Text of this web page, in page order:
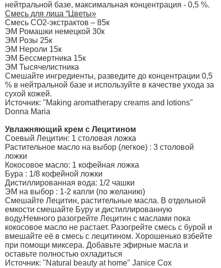
нейтральной базе, максимальная концентрация - 0,5 %.
Смесь для лица “Цветы»
Смесь CO2-экстрактов – 85к
ЭМ Ромашки немецкой 30к
ЭМ Розы 25к
ЭМ Нероли 15к
ЭМ Бессмертника 15к
ЭМ Тысячелистника
Смешайте ингредиенты, разведите до концентрации 0,5
% в нейтральной базе и используйте в качестве ухода за
сухой кожей.
Источник: "Making aromatherapy creams and lotions"
Donna Maria
Увлажняющий крем с Лецитином
Соевый Лецитин: 1 столовая ложка
Растительное масло на выбор (легкое) : 3 столовой
ложки
Кокосовое масло: 1 кофейная ложка
Бура : 1/8 кофейной ложки
Дистиллированная вода: 1/2 чашки
ЭМ на выбор : 1-2 капли (по желанию)
Смешайте Лецитин, растительные масла. В отдельной
емкости смешайте Буру и дистиллированную
воду.Немного разогрейте Лецитин с маслами пока
кокосовое масло не растает. Разогрейте смесь с бурой и
вмешайте её в смесь с лецитином. Хорошенько взбейте
при помощи миксера. Добавьте эфирные масла и
оставьте полностью охладиться
Источник: "Natural beauty at home" Janice Cox